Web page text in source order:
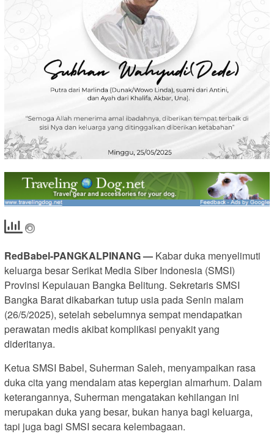
RedBabel-PANGKALPINANG — Kabar duka menyelimuti
keluarga besar Serikat Media Siber Indonesia (SMSI)
Provinsi Kepulauan Bangka Belitung. Sekretaris SMSI
Bangka Barat dikabarkan tutup usia pada Senin malam
(26/5/2025), setelah sebelumnya sempat mendapatkan
perawatan medis akibat komplikasi penyakit yang
dideritanya.
Ketua SMSI Babel, Suherman Saleh, menyampaikan rasa
duka cita yang mendalam atas kepergian almarhum. Dalam
keterangannya, Suherman mengatakan kehilangan ini
merupakan duka yang besar, bukan hanya bagi keluarga,
tapi juga bagi SMSI secara kelembagaan.